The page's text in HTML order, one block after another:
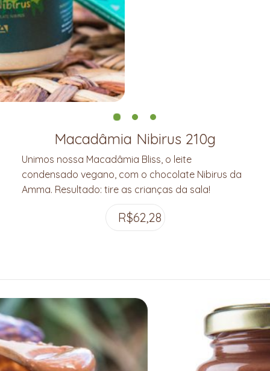
Macadâmia Nibirus 210g
Unimos nossa Macadâmia Bliss, o leite
condensado vegano, com o chocolate Nibirus da
Amma. Resultado: tire as crianças da sala!
R$62,28